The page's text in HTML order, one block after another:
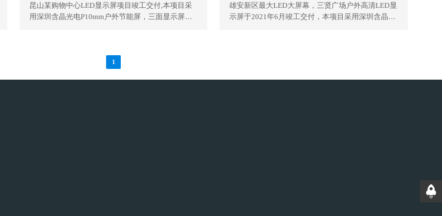
昆山某购物中心LED显示屏项目竣工交付,本项目采
用深圳含晶光电P10mm户外节能屏，三面显示屏，
雄安新区最大LED大屏幕，三贤广场户外高清LED显
示屏于2021年6月竣工交付，本项目采用深圳含晶光
1
返回